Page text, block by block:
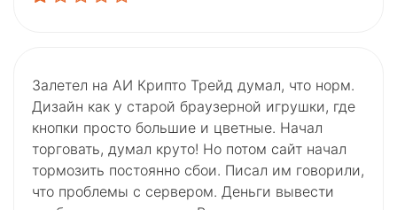
Залетел на АИ Крипто Трейд думал, что норм.
Дизайн как у старой браузерной игрушки, где
кнопки просто большие и цветные. Начал
торговать, думал круто! Но потом сайт начал
тормозить постоянно сбои. Писал им говорили,
что проблемы с сервером. Деньги вывести